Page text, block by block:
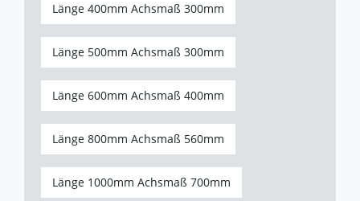
Länge 400mm Achsmaß 300mm
Länge 500mm Achsmaß 300mm
Länge 600mm Achsmaß 400mm
Länge 800mm Achsmaß 560mm
Länge 1000mm Achsmaß 700mm